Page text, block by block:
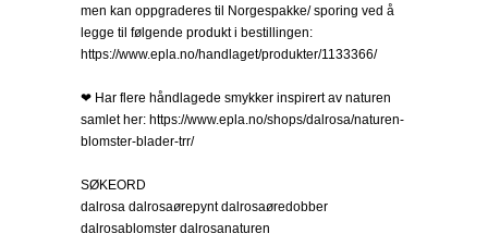
men kan oppgraderes til Norgespakke/ sporing ved å
legge til følgende produkt i bestillingen:
https://www.epla.no/handlaget/produkter/1133366/
❤ Har flere håndlagede smykker inspirert av naturen
samlet her: https://www.epla.no/shops/dalrosa/naturen-
blomster-blader-trr/
SØKEORD
dalrosa dalrosaørepynt dalrosaøredobber
dalrosablomster dalrosanaturen